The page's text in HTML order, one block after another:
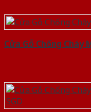
Cửa Gỗ Chống Cháy